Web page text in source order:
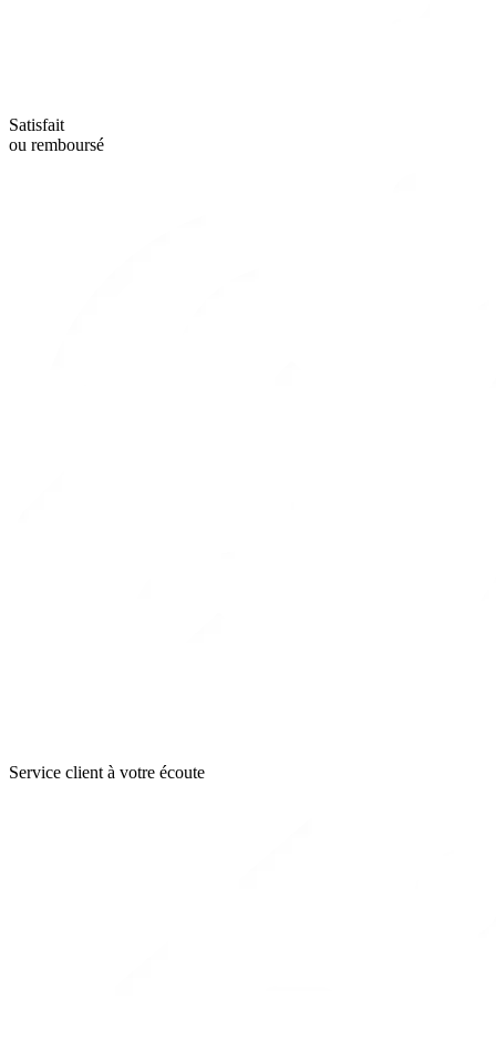
Satisfait
ou remboursé
Service client à votre écoute